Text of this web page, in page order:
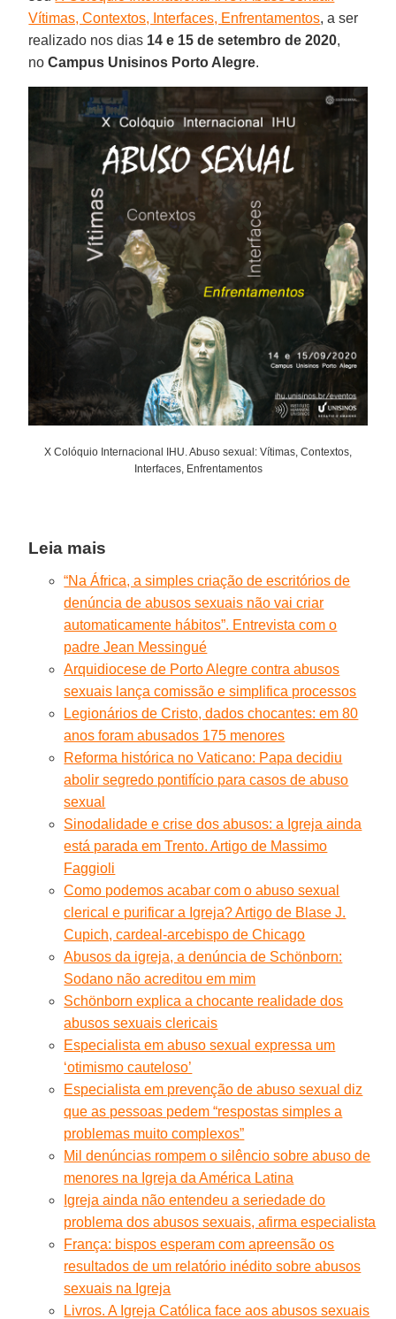
Vítimas, Contextos, Interfaces, Enfrentamentos, a ser
realizado nos dias 14 e 15 de setembro de 2020,
noCampus Unisinos Porto Alegre.
X Colóquio Internacional IHU. Abuso sexual: Vítimas, Contextos,
Interfaces, Enfrentamentos
Leia mais
“Na África, a simples criação de escritórios de
denúncia de abusos sexuais não vai criar
automaticamente hábitos”. Entrevista com o
padre Jean Messingué
Arquidiocese de Porto Alegre contra abusos
sexuais lança comissão e simplifica processos
Legionários de Cristo, dados chocantes: em 80
anos foram abusados 175 menores
Reforma histórica no Vaticano: Papa decidiu
abolir segredo pontifício para casos de abuso
sexual
Sinodalidade e crise dos abusos: a Igreja ainda
está parada em Trento. Artigo de Massimo
Faggioli
Como podemos acabar com o abuso sexual
clerical e purificar a Igreja? Artigo de Blase J.
Cupich, cardeal-arcebispo de Chicago
Abusos da igreja, a denúncia de Schönborn:
Sodano não acreditou em mim
Schönborn explica a chocante realidade dos
abusos sexuais clericais
Especialista em abuso sexual expressa um
‘otimismo cauteloso’
Especialista em prevenção de abuso sexual diz
que as pessoas pedem “respostas simples a
problemas muito complexos”
Mil denúncias rompem o silêncio sobre abuso de
menores na Igreja da América Latina
Igreja ainda não entendeu a seriedade do
problema dos abusos sexuais, afirma especialista
França: bispos esperam com apreensão os
resultados de um relatório inédito sobre abusos
sexuais na Igreja
Livros. A Igreja Católica face aos abusos sexuais